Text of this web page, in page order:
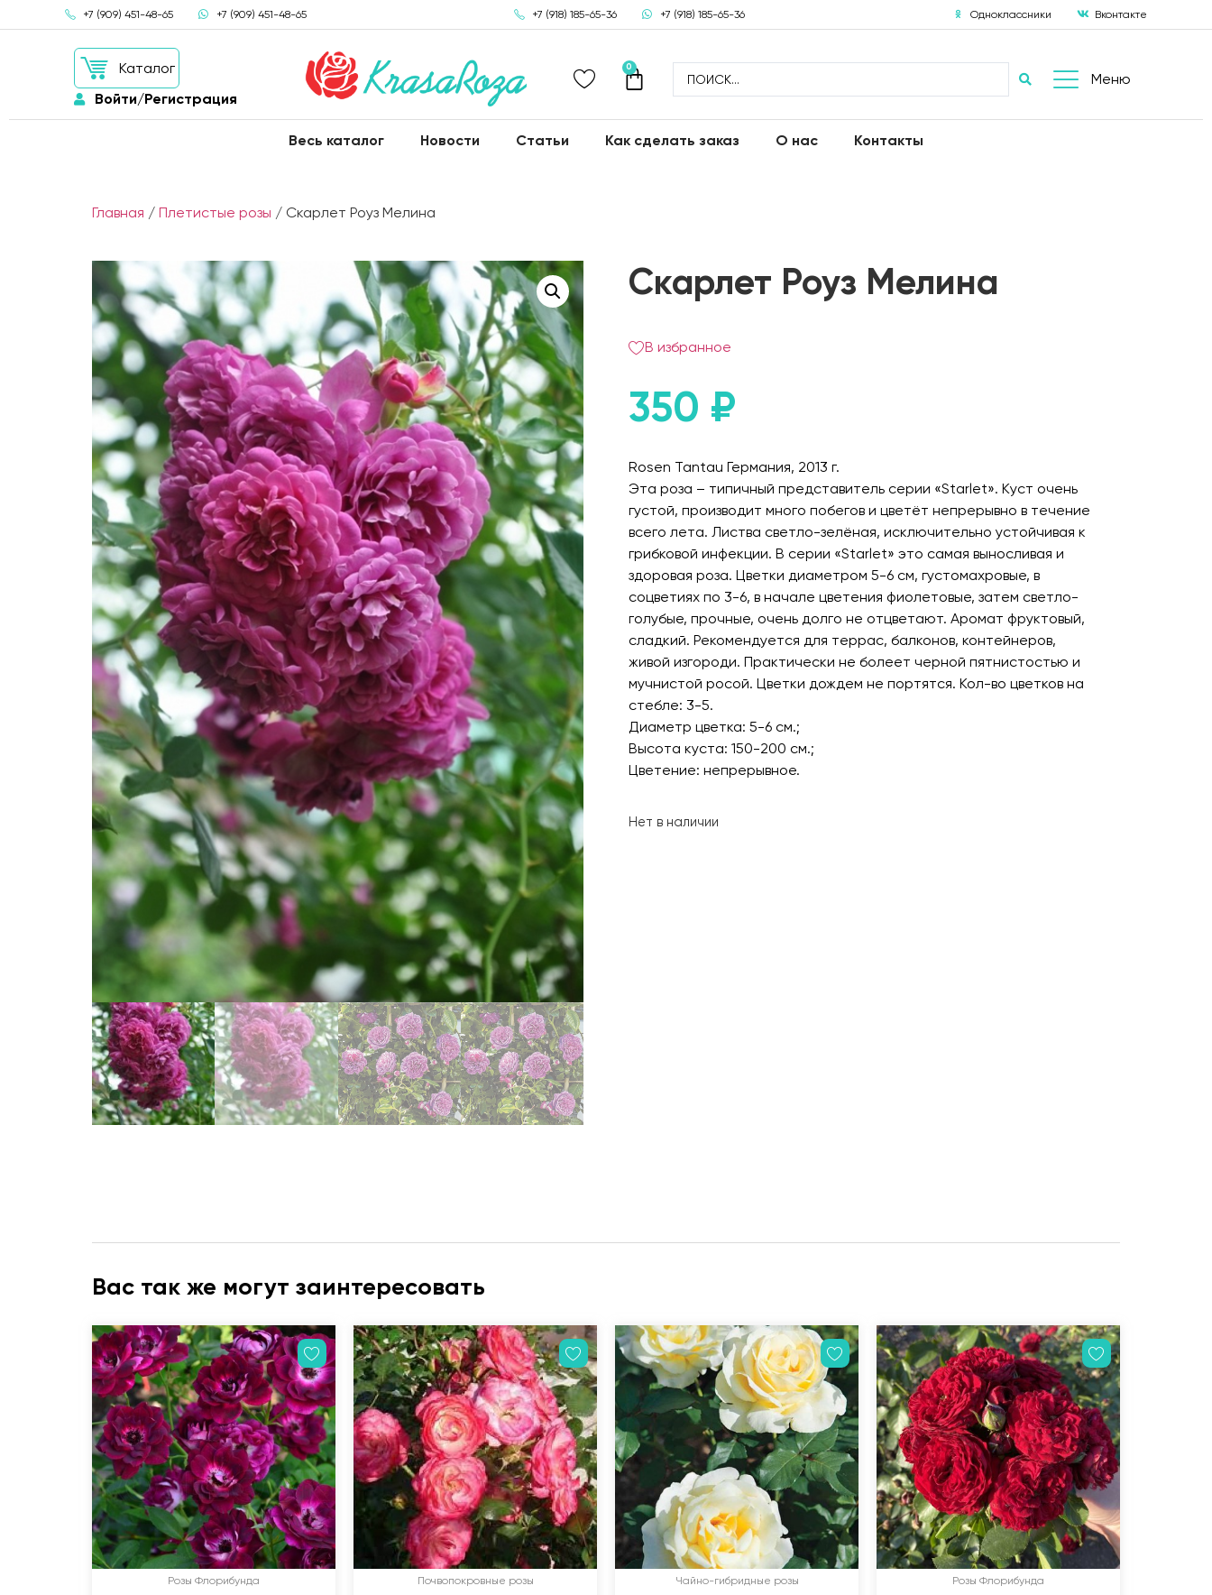
+7 (909) 451-48-65 +7 (909) 451-48-65 +7 (918) 185-65-36 +7 (918) 185-65-36 Одноклассники Вконтакте
Каталог
Войти/Регистрация
0
Меню
Весь каталог Новости Статьи Как сделать заказ О нас Контакты
Главная / Плетистые розы / Скарлет Роуз Мелина
Скарлет Роуз Мелина
В избранное
350 ₽
Rosen Tantau Германия, 2013 г.
Эта роза – типичный представитель серии «Starlet». Куст очень
густой, производит много побегов и цветёт непрерывно в течение
всего лета. Листва светло-зелёная, исключительно устойчивая к
грибковой инфекции. В серии «Starlet» это самая выносливая и
здоровая роза. Цветки диаметром 5-6 см, густомахровые, в
соцветиях по 3-6, в начале цветения фиолетовые, затем светло-
голубые, прочные, очень долго не отцветают. Аромат фруктовый,
сладкий. Рекомендуется для террас, балконов, контейнеров,
живой изгороди. Практически не болеет черной пятнистостью и
мучнистой росой. Цветки дождем не портятся. Кол-во цветков на
стебле: 3-5.
Диаметр цветка: 5-6 см.;
Высота куста: 150-200 см.;
Цветение: непрерывное.
Нет в наличии
Вас так же могут заинтересовать
Розы Флорибунда Почвопокровные розы Чайно-гибридные розы Розы Флорибунда